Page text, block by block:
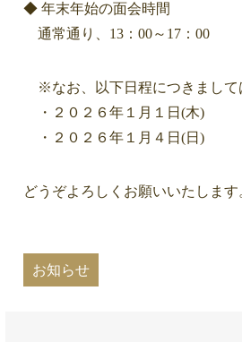
◆ 年末年始の面会時間
通常通り、13：00～17：00
※なお、以下日程につきまして
・２０２６年１月１日(木)
・２０２６年１月４日(日)
どうぞよろしくお願いいたします
お知らせ